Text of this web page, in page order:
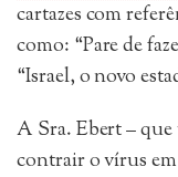
cartazes com
como: “Pare de
“Israel, o novo
A Sra. Ebert – que
contrair o vírus